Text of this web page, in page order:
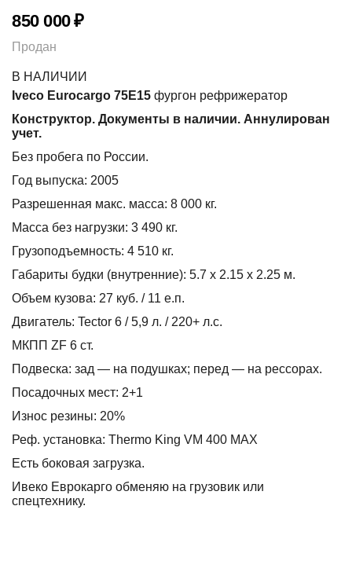
850 000₽
Продан
В НАЛИЧИИ
Iveco Eurocargo 75E15 фургон рефрижератор
Конструктор. Документы в наличии. Аннулирован
учет.
Без пробега по России.
Год выпуска: 2005
Разрешенная макс. масса: 8 000 кг.
Масса без нагрузки: 3 490 кг.
Грузоподъемность: 4 510 кг.
Габариты будки (внутренние): 5.7 х 2.15 х 2.25 м.
Объем кузова: 27 куб. / 11 е.п.
Двигатель: Tector 6 / 5,9 л. / 220+ л.с.
МКПП ZF 6 ст.
Подвеска: зад — на подушках; перед — на рессорах.
Посадочных мест: 2+1
Износ резины: 20%
Реф. установка: Thermo King VM 400 MAX
Есть боковая загрузка.
Ивеко Еврокарго обменяю на грузовик или
спецтехнику.